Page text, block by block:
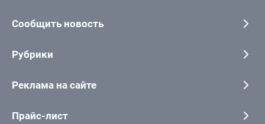
Сообщить новость
Рубрики
Реклама на сайте
Прайс-лист